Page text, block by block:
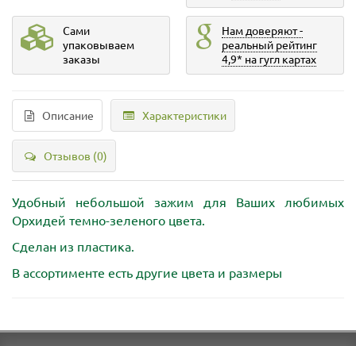
Сами
упаковываем
заказы
Нам доверяют -
реальный рейтинг
4,9* на гугл картах
Описание Характеристики
Отзывов (0)
Удобный небольшой зажим для Ваших любимых
Орхидей темно-зеленого цвета.
Сделан из пластика.
В ассортименте есть другие цвета и размеры